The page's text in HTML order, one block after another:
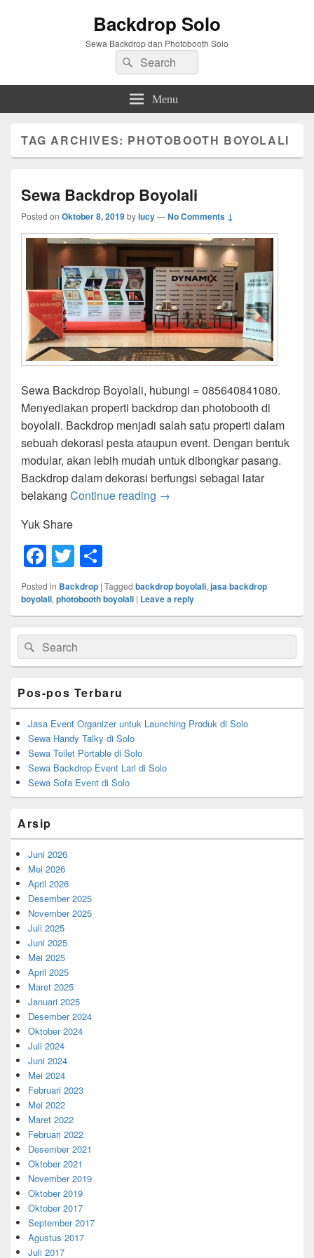
Backdrop Solo
Sewa Backdrop dan Photobooth Solo
Search
for:
Search
Menu
TAG ARCHIVES: PHOTOBOOTH BOYOLALI
Sewa Backdrop Boyolali
Posted on Oktober 8, 2019bylucy—No Comments ↓
Sewa Backdrop Boyolali, hubungi = 085640841080.
Menyediakan properti backdrop dan photobooth di
boyolali. Backdrop menjadi salah satu properti dalam
sebuah dekorasi pesta ataupun event. Dengan bentuk
modular, akan lebih mudah untuk dibongkar pasang.
Backdrop dalam dekorasi berfungsi sebagai latar
belakang Continue reading Sewa Backdrop Boyolali
→
Yuk Share
F
a
c
e
b
o
o
k
T
wi
tt
er
h
ar
e
Posted in Backdrop | Tagged backdrop boyolali, jasa backdrop
boyolali, photobooth boyolali | Leave a reply
Primary
Sidebar
Widget
Area
Search
for:
Search
Pos-pos Terbaru
Jasa Event Organizer untuk Launching Produk di Solo
Sewa Handy Talky di Solo
Sewa Toilet Portable di Solo
Sewa Backdrop Event Lari di Solo
Sewa Sofa Event di Solo
Arsip
Juni 2026
Mei 2026
April 2026
Desember 2025
November 2025
Juli 2025
Juni 2025
Mei 2025
April 2025
Maret 2025
Januari 2025
Desember 2024
Oktober 2024
Juli 2024
Juni 2024
Mei 2024
Februari 2023
Mei 2022
Maret 2022
Februari 2022
Desember 2021
Oktober 2021
November 2019
Oktober 2019
Oktober 2017
September 2017
Agustus 2017
Juli 2017